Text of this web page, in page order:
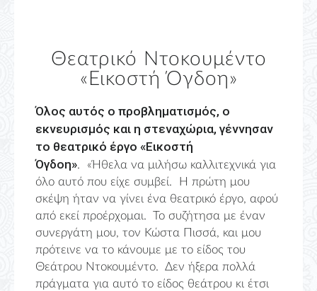
Θεατρικό Ντοκουμέντο
«Εικοστή Όγδοη»
Όλος αυτός ο προβληματισμός, ο
εκνευρισμός και η στεναχώρια, γέννησαν
το θεατρικό έργο «Εικοστή
Όγδοη». «Ήθελα να μιλήσω καλλιτεχνικά για
όλο αυτό που είχε συμβεί. Η πρώτη μου
σκέψη ήταν να γίνει ένα θεατρικό έργο, αφού
από εκεί προέρχομαι. Το συζήτησα με έναν
συνεργάτη μου, τον Κώστα Πισσά, και μου
πρότεινε να το κάνουμε με το είδος του
Θεάτρου Ντοκουμέντο. Δεν ήξερα πολλά
πράγματα για αυτό το είδος θεάτρου κι έτσι